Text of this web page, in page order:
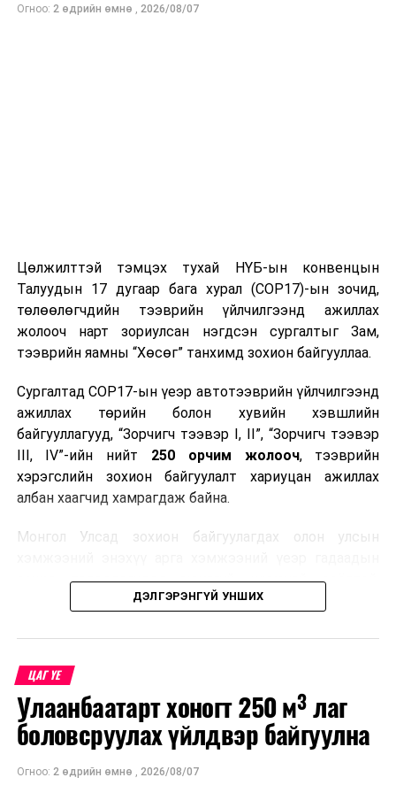
тэмдэглэн өнгөрүүлэхээр боллоо.
Огноо: 2 өдрийн өмнө , 2026/08/07
Цөлжилттэй тэмцэх тухай НҮБ-ын конвенцын
Талуудын 17 дугаар бага хурал (COP17)-ын зочид,
төлөөлөгчдийн тээврийн үйлчилгээнд ажиллах
жолооч нарт зориулсан нэгдсэн сургалтыг Зам,
тээврийн яамны “Хөсөг” танхимд зохион байгууллаа.
Сургалтад COP17-ын үеэр автотээврийн үйлчилгээнд
ажиллах төрийн болон хувийн хэвшлийн
байгууллагууд, “Зорчигч тээвэр I, II”, “Зорчигч тээвэр
III, IV”-ийн нийт 250 орчим жолооч, тээврийн
хэрэгслийн зохион байгуулалт хариуцан ажиллах
албан хаагчид хамрагдаж байна.
Монгол Улсад зохион байгуулагдах олон улсын
зочид, төлөөлөгчдөд аюулгүй, шуурхай, соёлтой,
мэргэжлийн түвшинд тээврийн үйлчилгээ үзүүлэх
зохион байгуулалтын онцлог, зочид, төлөөлөгчдийн
ангилал, үйлчилгээний стандарт, жолооч нарын үүрэг
хариуцлага, сахилга бат, үйлчилгээний соёл, ёс зүй,
мэргэжлийн харилцааны талаар нэгдсэн мэдээлэл
өгчээ.
ДЭЛГЭРЭНГҮЙ УНШИХ
ЦАГ ҮЕ
Улаанбаатарт хоногт 250 м³ лаг
боловсруулах үйлдвэр байгуулна
Огноо: 2 өдрийн өмнө , 2026/08/07